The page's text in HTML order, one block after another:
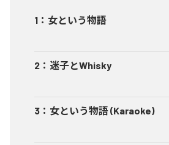
1 ： 女という物語
2 ： 迷子とWhisky
3 ： 女という物語 (Karaoke)